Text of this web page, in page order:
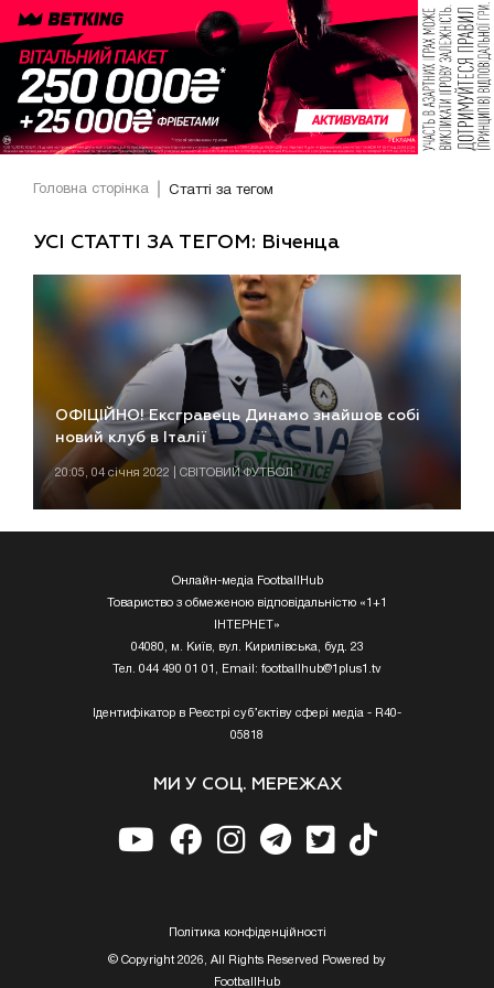
Головна сторінка Статті за тегом
УСІ СТАТТІ ЗА ТЕГОМ: Віченца
ОФІЦІЙНО! Ексгравець Динамо знайшов собі
новий клуб в Італії
20:05, 04 січня 2022 | СВІТОВИЙ ФУТБОЛ
Онлайн-медіа FootballHub
Товариство з обмеженою відповідальністю «1+1
ІНТЕРНЕТ»
04080, м. Київ, вул. Кирилівська, буд. 23
Тел. 044 490 01 01, Email: footballhub@1plus1.tv
Ідентифікатор в Реєстрі суб’єктіву сфері медіа - R40-
05818
МИ У СОЦ. МЕРЕЖАХ
Полiтика конфiденцiйностi
© Copyright 2026, All Rights Reserved Powered by
FootballHub